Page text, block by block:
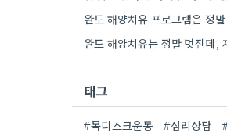
태그
#목디스크운동 #심리상담